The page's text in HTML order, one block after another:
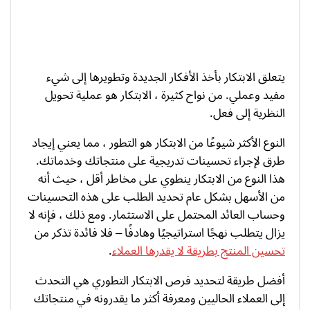
يتعلق الابتكار بأخذ الأفكار الجديدة وتطويرها إلى شيء
مفيد وعملي. من نواح كثيرة ، الابتكار هو عملية تحويل
النظرية إلى فعل.
النوع الأكثر شيوعًا من الابتكار هو التطور ، مما يعني إيجاد
طرق لإجراء تحسينات تدريجية على منتجاتك وخدماتك.
هذا النوع من الابتكار ينطوي على مخاطر أقل ، حيث أنه
من الأسهل بشكل عام تحديد الطلب على هذه التحسينات
وحساب العائد المحتمل على الاستثمار. ومع ذلك ، فإنه لا
يزال يتطلب نهجًا استراتيجيًا وهادفًا – فلا فائدة تذكر من
تحسين المنتج بطريقة لا يقدرها العملاء.
أفضل طريقة لتحديد فرص الابتكار التطوري هي التحدث
إلى العملاء الحاليين ومعرفة أكثر ما يقدرونه في منتجاتك